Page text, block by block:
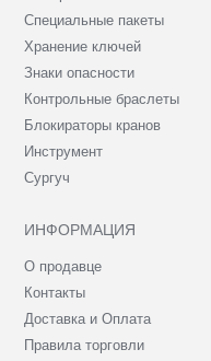
Специальные пакеты
Хранение ключей
Знаки опасности
Контрольные браслеты
Блокираторы кранов
Инструмент
Сургуч
ИНФОРМАЦИЯ
О продавце
Контакты
Доставка и Оплата
Правила торговли